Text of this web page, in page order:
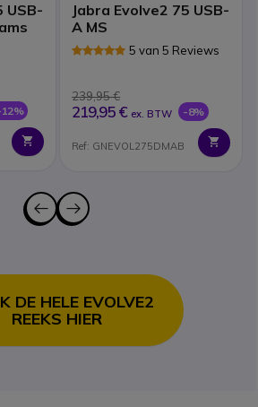
USB-
Jabra Evolve2 75 USB-
A MS
5 van 5 Reviews
239,95 €
219,95 € ex. BTW -8%
Ref: GNEVOL275DMAB
DE HELE EVOLVE2
REEKS HIER